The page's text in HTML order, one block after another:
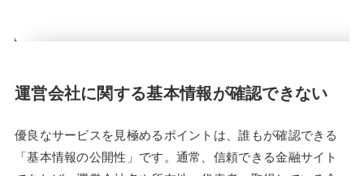
運営会社に関する基本情報が確認できない
優良なサービスを見極めるポイントは、誰もが確認できる
「基本情報の公開性」です。通常、信頼できる金融サイト